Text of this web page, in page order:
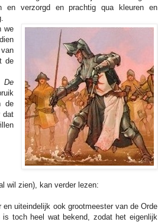
en verzorgd en prachtig qua kleuren en
we
de
De
de
dat
wil zien), kan verder lezen:
uiteindelijk ook grootmeester van de Orde
toch heel wat bekend, zodat het eigenlijk